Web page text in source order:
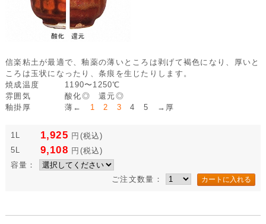
信楽粘土が最適で、釉薬の薄いところは剥げて褐色になり、厚いと
ころは玉状になったり、条痕を生じたりします。
焼成温度
1190〜1250℃
雰囲気
酸化◎ 還元◎
釉掛厚
薄← 1 2 3 4 5 →厚
1L 1,925 円 (税込)
5L
9,108 円 (税込)
容量：
ご注文数量：